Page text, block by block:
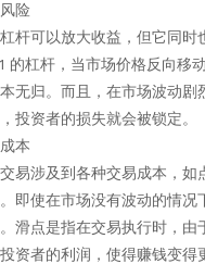
险
杆可以放大收益，但它同
的杠杆，当市场价格反向移
无归。而且，在市场波动剧
投资者的损失就会被锁定。
本
易涉及到各种交易成本，
即使在市场没有波动的情
滑点是指在交易执行时，
资者的利润，使得赚钱变得